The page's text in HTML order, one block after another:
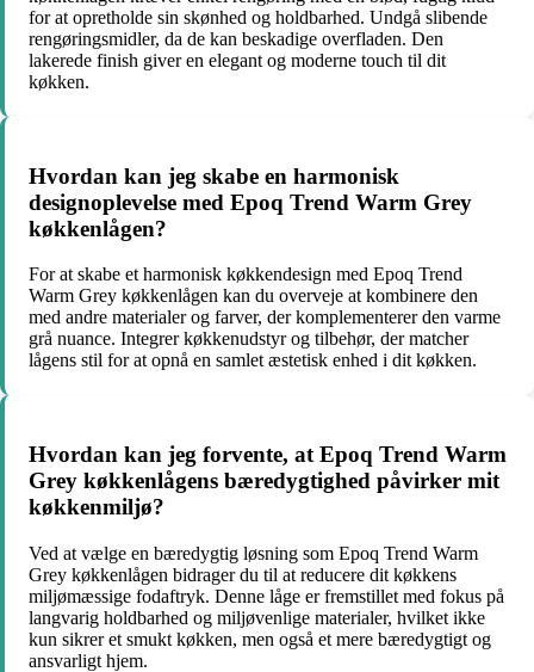
for at opretholde sin skønhed og holdbarhed. Undgå slibende
rengøringsmidler, da de kan beskadige overfladen. Den
lakerede finish giver en elegant og moderne touch til dit
køkken.
Hvordan kan jeg skabe en harmonisk
designoplevelse med Epoq Trend Warm Grey
køkkenlågen?
For at skabe et harmonisk køkkendesign med Epoq Trend
Warm Grey køkkenlågen kan du overveje at kombinere den
med andre materialer og farver, der komplementerer den varme
grå nuance. Integrer køkkenudstyr og tilbehør, der matcher
lågens stil for at opnå en samlet æstetisk enhed i dit køkken.
Hvordan kan jeg forvente, at Epoq Trend Warm
Grey køkkenlågens bæredygtighed påvirker mit
køkkenmiljø?
Ved at vælge en bæredygtig løsning som Epoq Trend Warm
Grey køkkenlågen bidrager du til at reducere dit køkkens
miljømæssige fodaftryk. Denne låge er fremstillet med fokus på
langvarig holdbarhed og miljøvenlige materialer, hvilket ikke
kun sikrer et smukt køkken, men også et mere bæredygtigt og
ansvarligt hjem.